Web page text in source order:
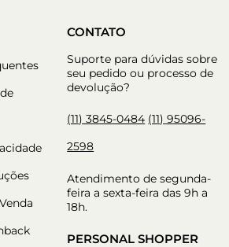
CONTATO
Suporte para dúvidas sobre
seu pedido ou processo de
devolução?
(11) 3845-0484 (11) 95096-
2598
Atendimento de segunda-
feira a sexta-feira das 9h a
18h.
PERSONAL SHOPPER